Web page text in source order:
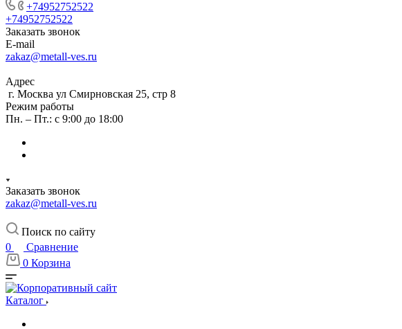
+74952752522
+74952752522
Заказать звонок
E-mail
zakaz@metall-ves.ru
Адрес
г. Москва ул Смирновская 25, стр 8
Режим работы
Пн. – Пт.: с 9:00 до 18:00
Заказать звонок
zakaz@metall-ves.ru
Поиск по сайту
0
Сравнение
0 Корзина
Каталог